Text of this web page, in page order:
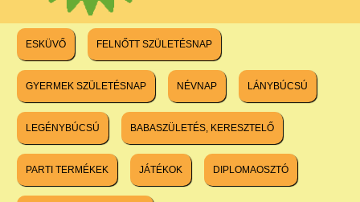
ESKÜVŐ FELNŐTT SZÜLETÉSNAP
GYERMEK SZÜLETÉSNAP NÉVNAP LÁNYBÚCSÚ
LEGÉNYBÚCSÚ BABASZÜLETÉS, KERESZTELŐ
PARTI TERMÉKEK JÁTÉKOK DIPLOMAOSZTÓ